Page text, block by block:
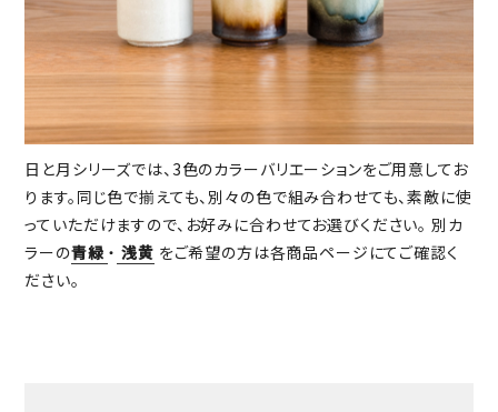
日と月シリーズでは、3色のカラーバリエーションをご用意してお
ります。同じ色で揃えても、別々の色で組み合わせても、素敵に使
っていただけますので、お好みに合わせてお選びください。 別カ
ラーの青緑 ・ 浅黄 をご希望の方は各商品ページにてご確認く
ださい。